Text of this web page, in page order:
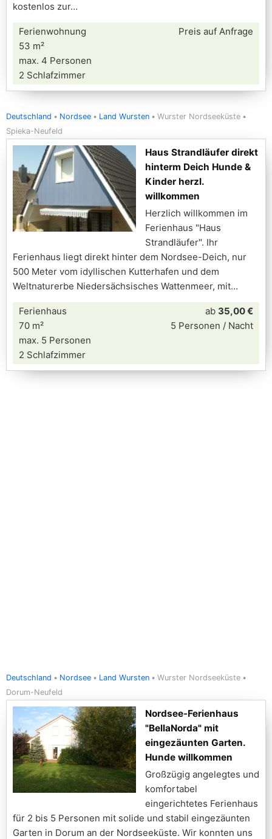
kostenlos zur
Ferienwohnung
53 m²
max. 4 Personen
2 Schlafzimmer
Preis auf Anfrage
Deutschland Nordsee Land Wursten
Wurster Nordseeküste
Spieka-Neufeld
Haus Strandläufer direkt
hinterm Deich Hunde &
Kinder herzl.
willkommen
Herzlich willkommen im
Ferienhaus "Haus
Strandläufer". Ihr
Ferienhaus liegt direkt hinter dem Nordsee-Deich, nur
500 Meter vom idyllischen Kutterhafen und dem
Weltnaturerbe Niedersächsisches Wattenmeer, mit
Ferienhaus
70 m²
max. 5 Personen
2 Schlafzimmer
ab 35,00 €
5 Personen / Nacht
Deutschland Nordsee Land Wursten
Wurster Nordseeküste
Dorum-Neufeld
Nordsee-Ferienhaus
"BellaNorda" mit
eingezäunten Garten.
Hunde willkommen
Großzügig angelegtes und
komfortabel
eingerichtetes Ferienhaus
für 2 bis 5 Personen mit solide und stabil eingezäunten
Garten in Dorum an der Nordseeküste. Wir konnten uns